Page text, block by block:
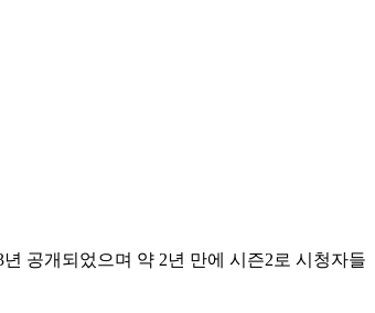
공개되었으며 약 2년 만에 시즌2로 시청자들